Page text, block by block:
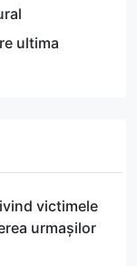
ultima
victimele
urmașilor